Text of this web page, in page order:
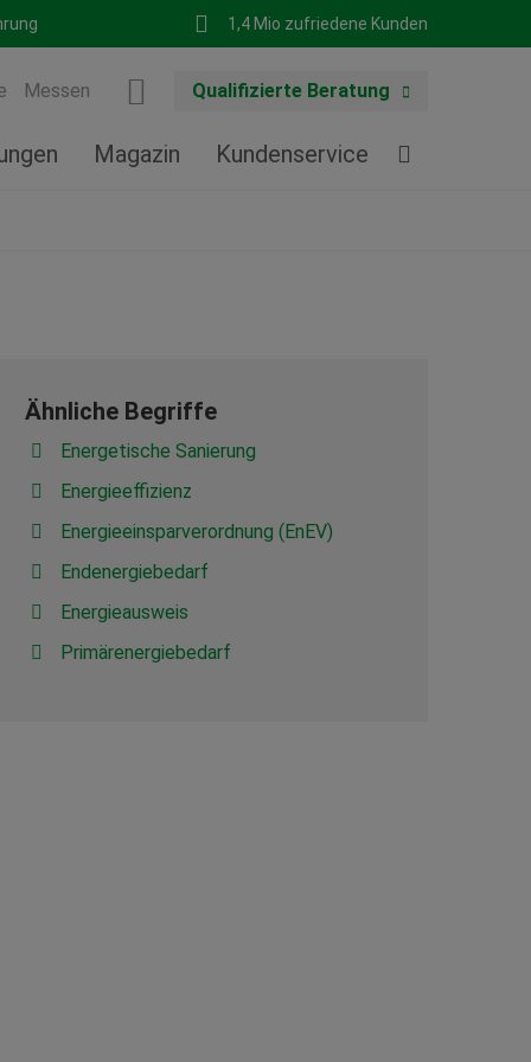
1,4 Mio zufriedene Kunden
Messen Qualifizierte Beratung
Magazin Kundenservice
Ähnliche Begriffe
Energetische Sanierung
Energieeffizienz
Energieeinsparverordnung (EnEV)
Endenergiebedarf
Energieausweis
Primärenergiebedarf